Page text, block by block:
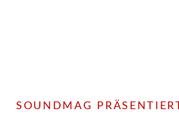
SOUNDMAG PRÄSENTIERT